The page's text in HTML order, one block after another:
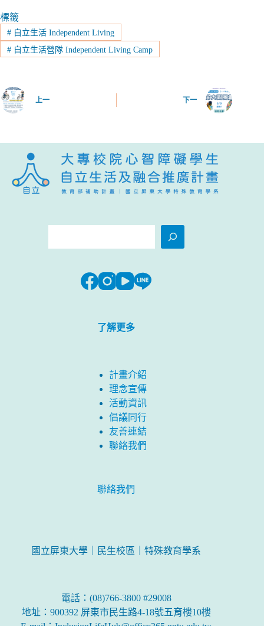
標籤
#自立生活 Independent Living
#自立生活營隊 Independent Living Camp
上一 下一
了解更多
計畫介紹
理念宣傳
活動資訊
倡議同行
友善連結
聯絡我們
聯絡我們
國立屏東大學｜民生校區｜特殊教育學系
電話：(08)766-3800 #29008
地址：900392 屏東市民生路4-18號五育樓10樓